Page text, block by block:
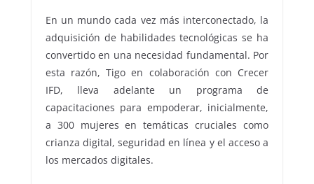
En un mundo cada vez más interconectado, la
adquisición de habilidades tecnológicas se ha
convertido en una necesidad fundamental. Por
esta razón, Tigo en colaboración con Crecer
IFD, lleva adelante un programa de
capacitaciones para empoderar, inicialmente,
a 300 mujeres en temáticas cruciales como
crianza digital, seguridad en línea y el acceso a
los mercados digitales.